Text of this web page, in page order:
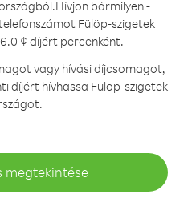
Hívjon bármilyen -
Fülöp-szigetek
¢ díjért percenként.
vagy hívási díjcsomagot,
díjért hívhassa Fülöp-szigetek
megtekintése